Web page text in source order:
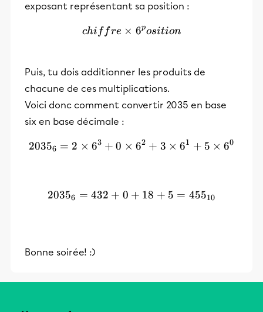
exposant représentant sa position :
chiffre \times 6^position
chi f fre × 6position
Puis, tu dois additionner les produits de
chacune de ces multiplications.
Voici donc comment convertir 2035 en base
six en base décimale :
2035_{6} = 2 \times 6^3
20356 = 2 × 63 + 0 × 62 + 3 × 61 + 5 × 60
2035_{6} = 432 +0 +
20356 = 432 + 0 + 18 + 5 = 45510
Bonne soirée! :)